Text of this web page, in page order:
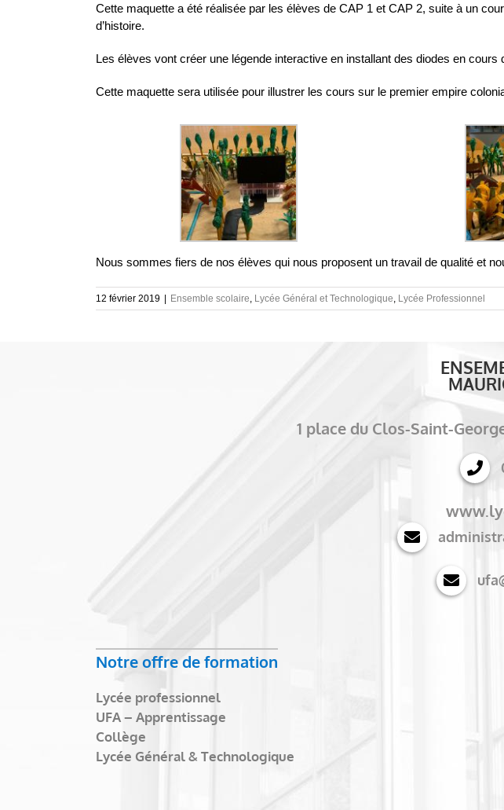
Cette maquette a été réalisée par les élèves de CAP 1 et CAP 2, suite à un
d’histoire.
Les élèves vont créer une légende interactive en installant des diodes en cours
Cette maquette sera utilisée pour illustrer les cours sur le premier empire
Nous sommes fiers de nos élèves qui nous proposent un travail de qualité et
12 février 2019 | Ensemble scolaire, Lycée Général et Technologique, Lycée Professionnel
1 place du Clos-Saint-
Notre offre de formation
Lycée professionnel
UFA – Apprentissage
Collège
Lycée Général & Technologique